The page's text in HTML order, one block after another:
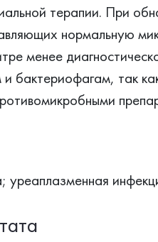
терапии. При
нормальную
менее
бактериофагам, так